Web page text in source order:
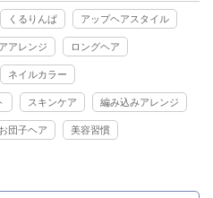
くるりんぱ アップヘアスタイル
アレンジ ロングヘア
ネイルカラー
スキンケア 編み込みアレンジ
お団子ヘア 美容習慣